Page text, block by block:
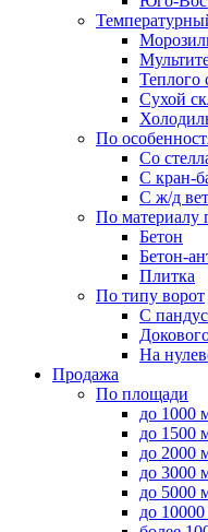
Теплого
Сухой
По
Со
С кран-
С ж/д
По материалу
Бетон
Бетон-
Плитка
По типу ворот
С
На
Продажа
По площади
до 1000
до 1500
до 2000
до 3000
до 5000
до